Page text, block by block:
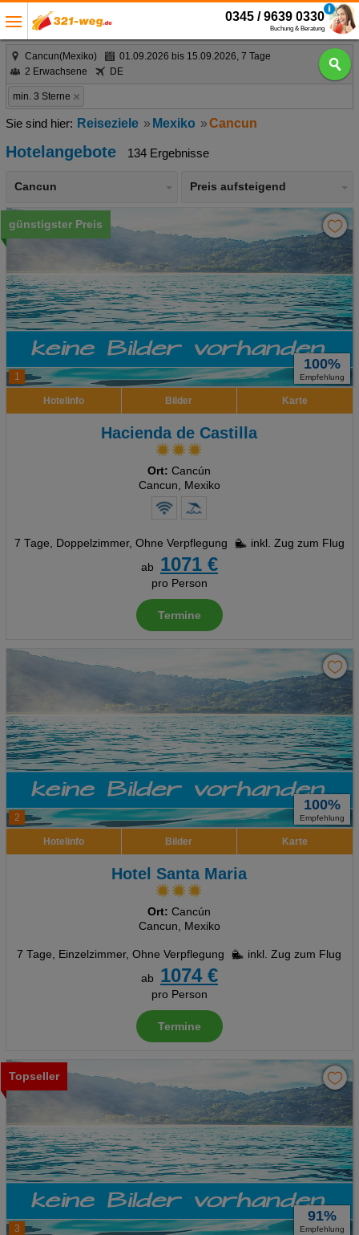
0345 / 9639 0330
Buchung & Beratung
Cancun(Mexiko)
01.09.2026 bis 15.09.2026, 7 Tage
2 Erwachsene
DE
min. 3 Sterne
Reiseziele Mexiko Cancun
Hotelangebote 134 Ergebnisse
Cancun Preis aufsteigend
1
günstigster Preis
100%
Empfehlung
Hotelinfo Bilder Karte
Hacienda de Castilla
Ort: Cancún
Cancun, Mexiko
7 Tage, Doppelzimmer, Ohne Verpflegung
inkl. Zug zum Flug
ab
1071 €
pro Person
Termine
2
100%
Empfehlung
Hotelinfo Bilder Karte
Hotel Santa Maria
Ort: Cancún
Cancun, Mexiko
7 Tage, Einzelzimmer, Ohne Verpflegung
inkl. Zug zum Flug
ab
1074 €
pro Person
Termine
3
Topseller
91%
Empfehlung